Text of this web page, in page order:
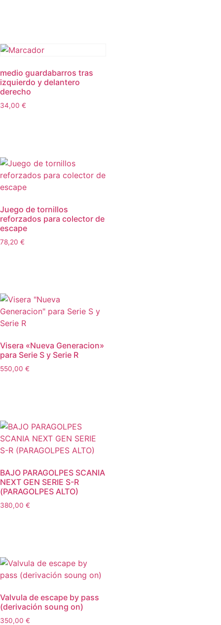
medio guardabarros tras
izquierdo y delantero
derecho
34,00 €
Juego de tornillos
reforzados para colector de
escape
78,20 €
Visera «Nueva Generacion»
para Serie S y Serie R
550,00 €
BAJO PARAGOLPES SCANIA
NEXT GEN SERIE S-R
(PARAGOLPES ALTO)
380,00 €
Valvula de escape by pass
(derivación soung on)
350,00 €